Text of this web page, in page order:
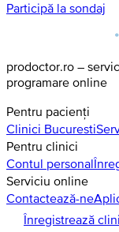
Participă la sondaj
prodoctor.ro –
programare online
Pentru pacienți
Clinici Bucuresti
Pentru clinici
Contul personal
Serviciu online
Contactează-ne
Înregistrează